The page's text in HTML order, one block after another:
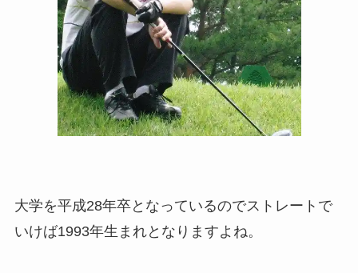
大学を平成28年卒となっているのでストレートで
いけば1993年生まれとなりますよね。